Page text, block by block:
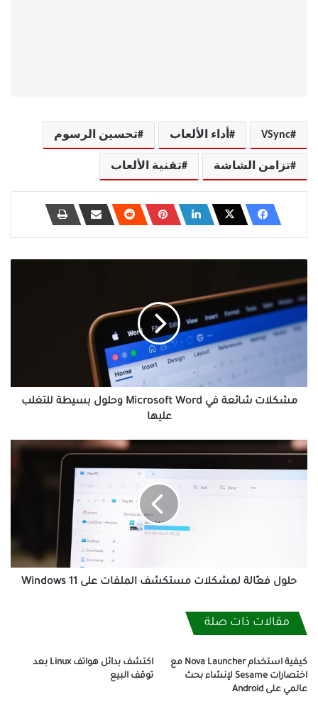
VSync أداء الألعاب تحسين الرسوم
تزامن الشاشة تقنية الألعاب
شائعة
في
Microsoft
Word
عليها
مشكلات شائعة في Microsoft Word وحلول بسيطة للتغلب
عليها
حلول
فعّالة
حلول فعّالة لمشكلات مستكشف الملفات على Windows 11
مقالات ذات صلة
كيفية استخدام Nova Launcher مع
اختصارات Sesame لإنشاء بحث
عالمي على Android
اكتشف بدائل هواتف Linux بعد
توقف البيع